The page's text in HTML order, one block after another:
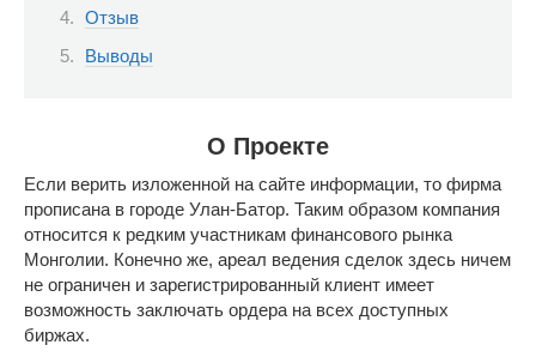
Отзыв
Выводы
О Проекте
Если верить изложенной на сайте информации, то фирма
прописана в городе Улан-Батор. Таким образом компания
относится к редким участникам финансового рынка
Монголии. Конечно же, ареал ведения сделок здесь ничем
не ограничен и зарегистрированный клиент имеет
возможность заключать ордера на всех доступных
биржах.